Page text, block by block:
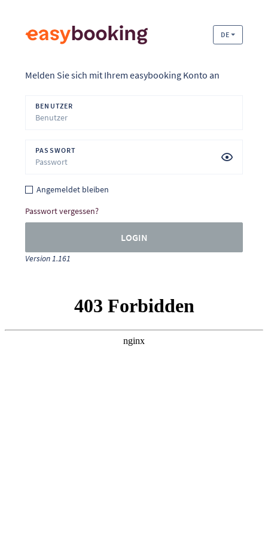
DE
Melden Sie sich mit Ihrem easybooking Konto an
BENUTZER
PASSWORT
Angemeldet bleiben
Passwort vergessen?
LOGIN
Version 1.161